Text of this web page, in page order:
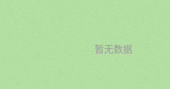
暂无数据